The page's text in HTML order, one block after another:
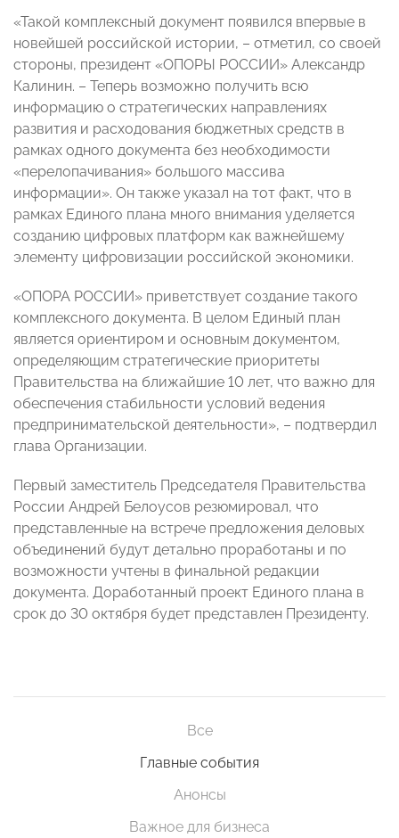
«Такой комплексный документ появился впервые в
новейшей российской истории, – отметил, со своей
стороны, президент «ОПОРЫ РОССИИ» Александр
Калинин. – Теперь возможно получить всю
информацию о стратегических направлениях
развития и расходования бюджетных средств в
рамках одного документа без необходимости
«перелопачивания» большого массива
информации». Он также указал на тот факт, что в
рамках Единого плана много внимания уделяется
созданию цифровых платформ как важнейшему
элементу цифровизации российской экономики.
«ОПОРА РОССИИ» приветствует создание такого
комплексного документа. В целом Единый план
является ориентиром и основным документом,
определяющим стратегические приоритеты
Правительства на ближайшие 10 лет, что важно для
обеспечения стабильности условий ведения
предпринимательской деятельности», – подтвердил
глава Организации.
Первый заместитель Председателя Правительства
России Андрей Белоусов резюмировал, что
представленные на встрече предложения деловых
объединений будут детально проработаны и по
возможности учтены в финальной редакции
документа. Доработанный проект Единого плана в
срок до 30 октября будет представлен Президенту.
Все
Главные события
Анонсы
Важное для бизнеса